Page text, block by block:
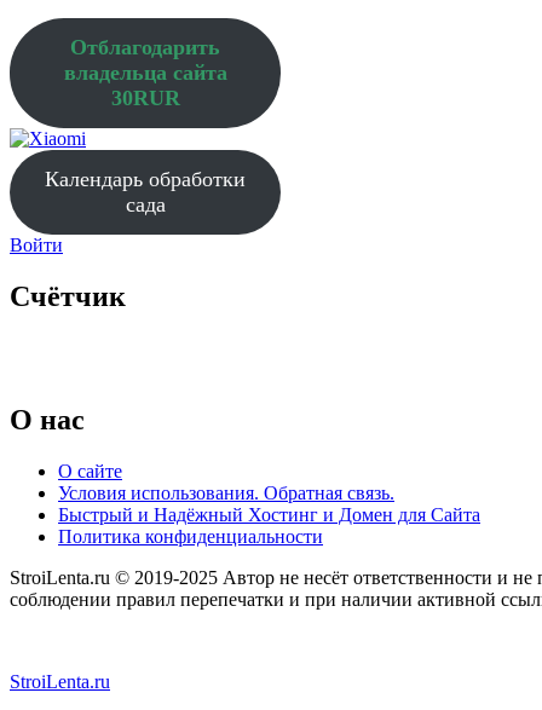
Отблагодарить
владельца сайта
30RUR
Календарь обработки
сада
Войти
Счётчик
O нас
О сайте
Условия использования. Обратная связь.
Быстрый и Надёжный Хостинг и Домен для Сайта
Политика конфиденциальности
StroiLenta.ru © 2019-2025 Автор не несёт ответственности и
соблюдении правил перепечатки и при наличии активной
StroiLenta.ru